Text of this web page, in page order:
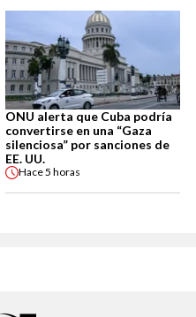
ONU alerta que Cuba podría
convertirse en una “Gaza
silenciosa” por sanciones de
EE. UU.
Hace5 horas